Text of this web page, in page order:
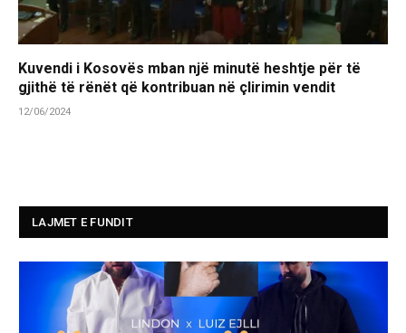
Kuvendi i Kosovës mban një minutë heshtje për të
gjithë të rënët që kontribuan në çlirimin vendit
12/06/2024
LAJMET E FUNDIT